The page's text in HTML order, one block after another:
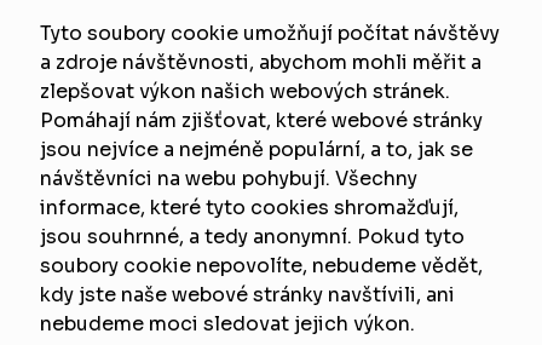
Tyto soubory cookie umožňují počítat návštěvy
a zdroje návštěvnosti, abychom mohli měřit a
zlepšovat výkon našich webových stránek.
Pomáhají nám zjišťovat, které webové stránky
jsou nejvíce a nejméně populární, a to, jak se
návštěvníci na webu pohybují. Všechny
informace, které tyto cookies shromažďují,
jsou souhrnné, a tedy anonymní. Pokud tyto
soubory cookie nepovolíte, nebudeme vědět,
kdy jste naše webové stránky navštívili, ani
nebudeme moci sledovat jejich výkon.